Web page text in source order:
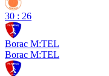
30 : 26
Borac M:TEL
Borac M:TEL